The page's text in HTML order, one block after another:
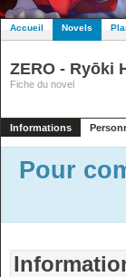
Accueil Novels
ZERO - Ryōki
Fiche du novel
Informations
Pour